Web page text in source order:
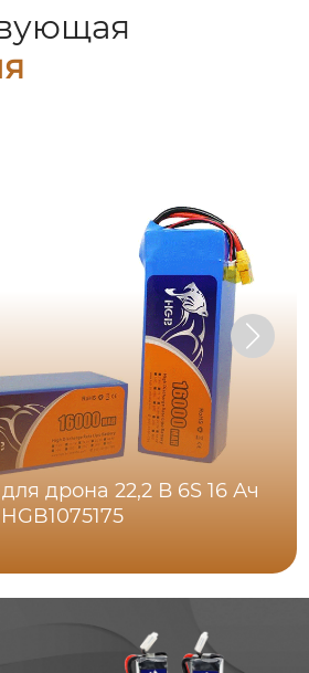
дрона 22,2 В 6S 16 Ач
HGB1075175